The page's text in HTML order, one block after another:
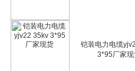
铠装电力电缆
3*95厂家